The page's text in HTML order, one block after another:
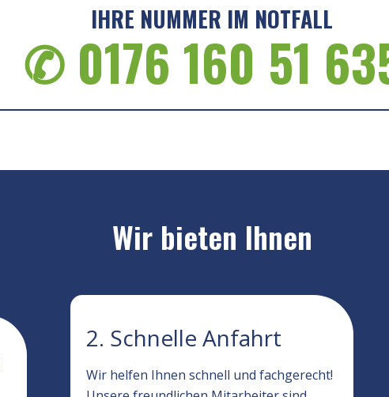
IHRE NUMMER IM NOTFALL
✆ 0176 160 51
Wir bieten Ihnen
2. Schnelle Anfahrt
Wir helfen Ihnen schnell und fachgerecht!